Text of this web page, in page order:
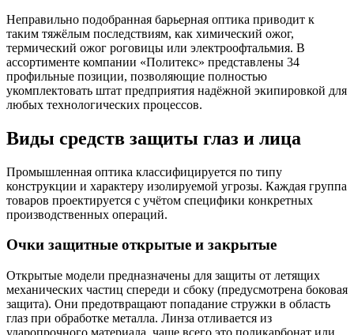
Неправильно подобранная барьерная оптика приводит к
таким тяжёлым последствиям, как химический ожог,
термический ожог роговицы или электроофтальмия. В
ассортименте компании «Политекс» представлены 34
профильные позиции, позволяющие полностью
укомплектовать штат предприятия надёжной экипировкой для
любых технологических процессов.
Виды средств защиты глаз и лица
Промышленная оптика классифицируется по типу
конструкции и характеру изолируемой угрозы. Каждая группа
товаров проектируется с учётом специфики конкретных
производственных операций.
Очки защитные открытые и закрытые
Открытые модели предназначены для защиты от летящих
механических частиц спереди и сбоку (предусмотрена боковая
защита). Они предотвращают попадание стружки в область
глаз при обработке металла. Линза отливается из
ударопрочного материала, чаще всего это поликарбонат или